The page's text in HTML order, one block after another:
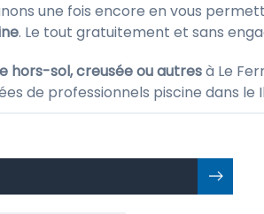
une fois encore en vous
. Le tout gratuitement et sans
hors-sol, creusée ou autresà Le
de professionnels piscine dans le